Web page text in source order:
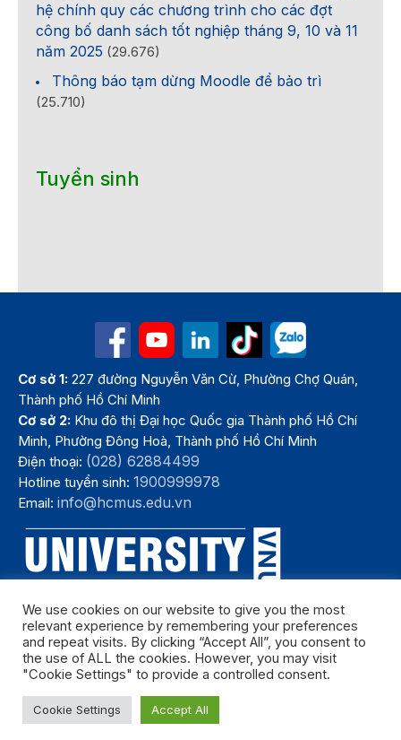
hệ chính quy các chương trình cho các đợt
công bố danh sách tốt nghiệp tháng 9, 10 và 11
năm 2025 (29.676)
Thông báo tạm dừng Moodle để bảo trì
(25.710)
Tuyển sinh
Cơ sở 1: 227 đường Nguyễn Văn Cừ, Phường Chợ Quán,
Thành phố Hồ Chí Minh
Cơ sở 2: Khu đô thị Đại học Quốc gia Thành phố Hồ Chí
Minh, Phường Đông Hoà, Thành phố Hồ Chí Minh
Điện thoại: (028) 62884499
Hotline tuyển sinh:1900999978
Email:info@hcmus.edu.vn
Bản quyền thuộc Trường Đại học Khoa học tự nhiên, Đại học Quốc
gia Thành phố Hồ Chí Minh. Năm 2024
We use cookies on our website to give you the most
relevant experience by remembering your preferences
and repeat visits. By clicking “Accept All”, you consent to
the use of ALL the cookies. However, you may visit
"Cookie Settings" to provide a controlled consent.
Cookie Settings Accept All